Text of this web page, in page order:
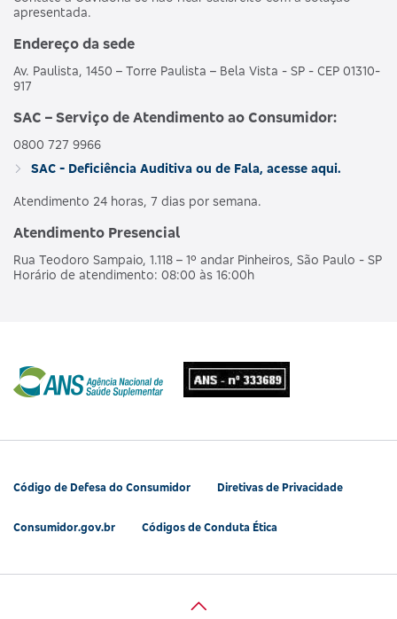
apresentada.
Endereço da sede
Av. Paulista, 1450 – Torre Paulista – Bela Vista - SP - CEP 01310-
917
SAC – Serviço de Atendimento ao Consumidor:
0800 727 9966
SAC - Deficiência Auditiva ou de Fala, acesse aqui.
Atendimento 24 horas, 7 dias por semana.
Atendimento Presencial
Rua Teodoro Sampaio, 1.118 – 1º andar Pinheiros, São Paulo - SP
Horário de atendimento: 08:00 às 16:00h
Código de Defesa do Consumidor Diretivas de Privacidade
Consumidor.gov.br Códigos de Conduta Ética